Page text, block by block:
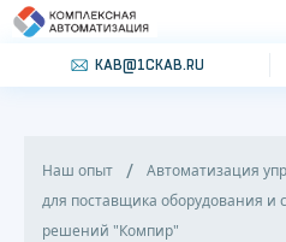
KAB@1CKAB.RU
Наш опыт
Автоматизация
для поставщика оборудования и
решений "Компир"